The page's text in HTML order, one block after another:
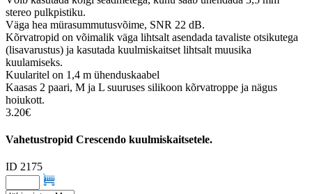
stereo pulkpistiku.
Väga hea mürasummutusvõime, SNR 22 dB.
Kõrvatropid on võimalik väga lihtsalt asendada tavaliste otsikutega
(lisavarustus) ja kasutada kuulmiskaitset lihtsalt muusika
kuulamiseks.
Kuularitel on 1,4 m ühenduskaabel
Kaasas 2 paari, M ja L suuruses silikoon kõrvatroppe ja nägus
hoiukott.
3.20€
Vahetustropid Crescendo kuulmiskaitsetele.
ID 2175